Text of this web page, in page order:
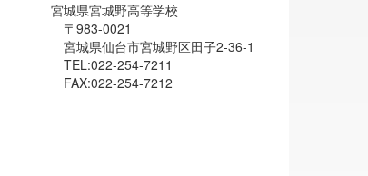
宮城県宮城野高等学校
〒983-0021
宮城県仙台市宮城野区田子2-36-1
TEL:022-254-7211
FAX:022-254-7212